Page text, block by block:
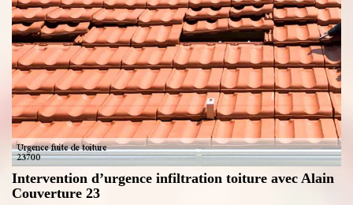
Intervention d’urgence infiltration toiture avec Alain
Couverture 23